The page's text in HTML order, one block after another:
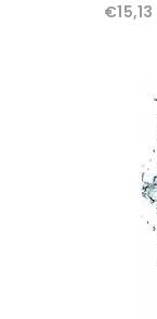
of
€15,13